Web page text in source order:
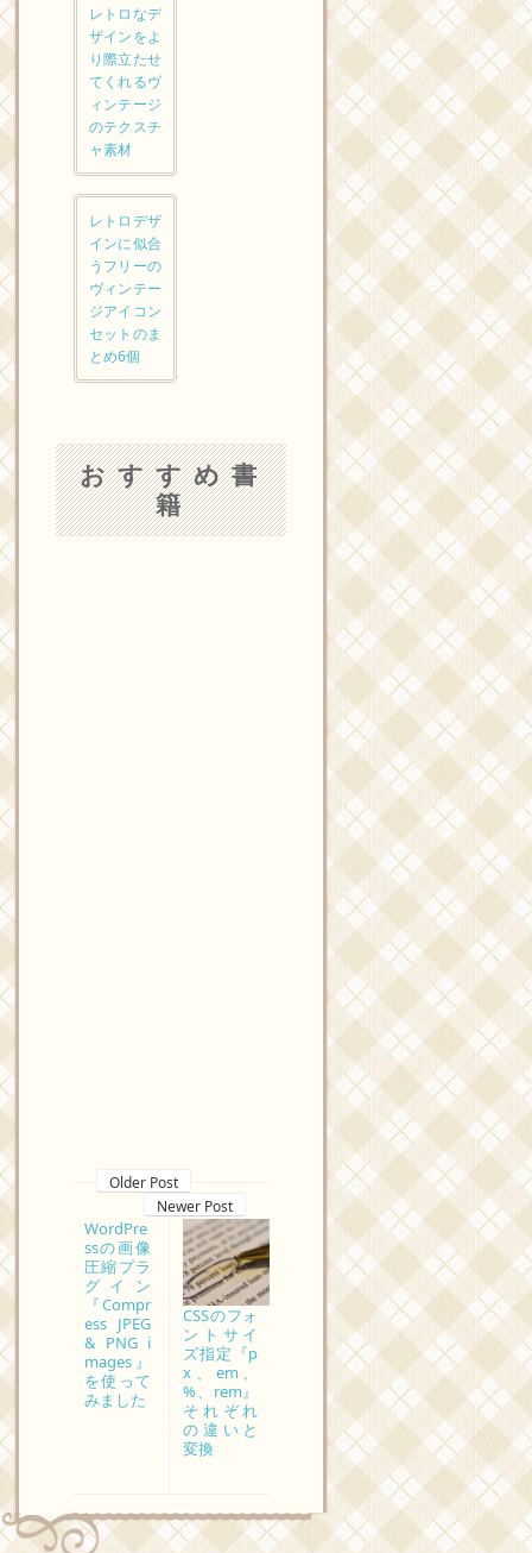
レトロなデ
ザインをよ
り際立たせ
てくれるヴ
ィンテージ
のテクスチ
ャ素材
レトロデザ
インに似合
うフリーの
ヴィンテー
ジアイコン
セットのま
とめ6個
おすすめ書
籍
Older Post
Newer Post
CSSのフォ
ントサイ
ズ指定『p
x、em、
%、rem』
それぞれ
の違いと
変換
WordPre
ssの画像
圧縮プラ
グイン
『Compr
ess JPEG
& PNG i
mages』
を使って
みました